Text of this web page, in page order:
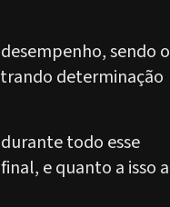
sendo o
determinação
todo esse
e quanto a isso a